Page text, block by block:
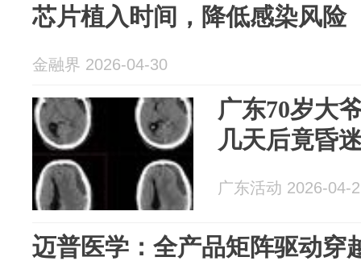
芯片植入时间，降低感染风险
金融界 2026-04-30
广东70岁大
几天后竟昏
广东活动 2026-04-
迈普医学：全产品矩阵驱动穿